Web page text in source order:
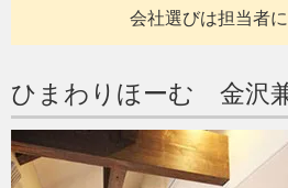
会社選びは担当者
ひまわりほーむ 金沢